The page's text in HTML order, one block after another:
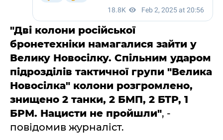
"Дві колони російської
бронетехніки намагалися зайти у
Велику Новосілку. Спільним ударом
підрозділів тактичної групи "Велика
Новосілка" колони розгромлено,
знищено 2 танки, 2 БМП, 2 БТР, 1
БРМ. Нацисти не пройшли", -
повідомив журналіст.